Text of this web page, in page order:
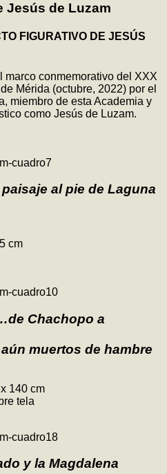
Jesús de Luzam
FIGURATIVO DE JESÚS
marco conmemorativo del XXX
Mérida (octubre, 2022) por el
miembro de esta Academia y
como Jesús de Luzam.
al pie de Laguna
cm
Chachopo a
muertos de hambre
140 cm
tela
y la Magdalena